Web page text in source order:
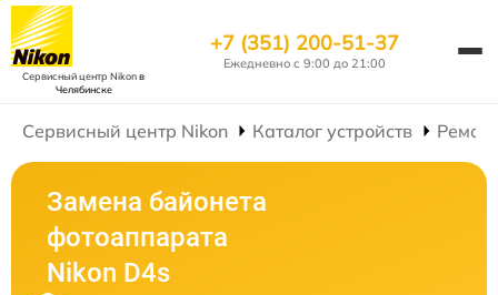
Сервисный центр Nikonв
Челябинске
+7 (351) 200-51-37
Ежедневно с 9:00 до 21:00
Сервисный центр Nikon Каталог устройств
Замена байонета
фотоаппарата
Nikon D4s